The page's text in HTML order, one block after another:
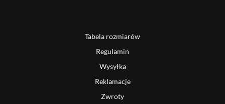
Tabela rozmiarów
Regulamin
Wysyłka
Reklamacje
Zwroty